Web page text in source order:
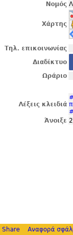
Νομός
Χάρτης
Τηλ. επικοινωνίας
Διαδίκτυο
Ωράριο
Λέξεις κλειδιά
Άνοιξε
Share Αναφορά